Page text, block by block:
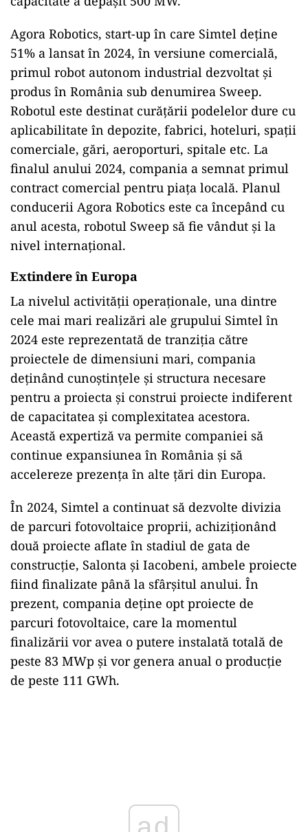
Agora Robotics, start-up în care Simtel deține
51% a lansat în 2024, în versiune comercială,
primul robot autonom industrial dezvoltat și
produs în România sub denumirea Sweep.
Robotul este destinat curățării podelelor dure cu
aplicabilitate în depozite, fabrici, hoteluri, spații
comerciale, gări, aeroporturi, spitale etc. La
finalul anului 2024, compania a semnat primul
contract comercial pentru piața locală. Planul
conducerii Agora Robotics este ca începând cu
anul acesta, robotul Sweep să fie vândut și la
nivel internațional.
Extindere în Europa
La nivelul activității operaționale, una dintre
cele mai mari realizări ale grupului Simtel în
2024 este reprezentată de tranziția către
proiectele de dimensiuni mari, compania
deținând cunoștințele și structura necesare
pentru a proiecta și construi proiecte indiferent
de capacitatea și complexitatea acestora.
Această expertiză va permite companiei să
continue expansiunea în România și să
accelereze prezența în alte țări din Europa.
În 2024, Simtel a continuat să dezvolte divizia
de parcuri fotovoltaice proprii, achiziționând
două proiecte aflate în stadiul de gata de
construcție, Salonta și Iacobeni, ambele proiecte
fiind finalizate până la sfârșitul anului. În
prezent, compania deține opt proiecte de
parcuri fotovoltaice, care la momentul
finalizării vor avea o putere instalată totală de
peste 83 MWp și vor genera anual o producție
de peste 111 GWh.